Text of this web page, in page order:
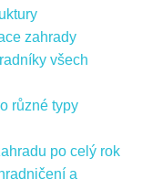
zahrady
všech
různé typy
po celý rok
a